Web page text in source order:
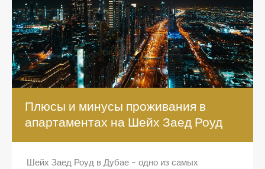
Плюсы и минусы проживания в
апартаментах на Шейх Заед Роуд
Шейх Заед Роуд в Дубае - одно из самых